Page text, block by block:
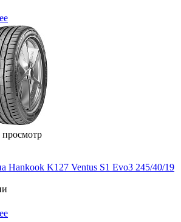
Hankook K127 Ventus S1 Evo3 245/40/19